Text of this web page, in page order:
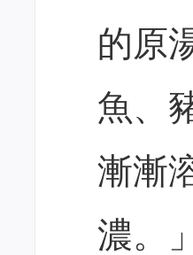
的原
魚、
漸漸
濃。